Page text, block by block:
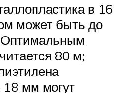
в 16
может быть до
Оптимальным
80 м;
18 мм могут